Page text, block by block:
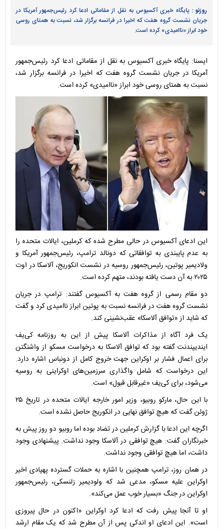
روزنو : پایگاه خبری آکسیوس به نقل از مقاماتی ادعا کرد رئیس‌جمهور آمریکا در
جریان نشست گروه هفت که اخیرا در فرانسه برگزار شد، نسبت به همتای روسی
خود ابراز «ناامیدی» کرده است.
ایسنا: پایگاه خبری آکسیوس به نقل از مقاماتی ادعا کرد رئیس‌جمهور
آمریکا در جریان نشست گروه هفت که اخیرا در فرانسه برگزار شد،
نسبت به همتای روسی خود ابراز «ناامیدی» کرده است.
این ادعای آکسیوس در حالی مطرح شده که کرملین، ایالات متحده را
به عدم پایبندی به توافقاتی که دونالد ترامپ، رئیس‌جمهور آمریکا و
ولادیمیر پوتین، رئیس‌جمهور روسیه در نشست انکوریج، آلاسکا در اوت
۲۰۲۵ به آن دست یافته بودند، متهم کرده است.
دو مقام رسمی از گروه هفت به آکسیوس گفتند: ترامپ در جریان
نشست گروه هفت در فرانسه نسبت به پوتین ابراز ناامیدی کرد و گفت
که شاید از «توافق آلاسکا» عقب‌نشینی کند.
یک فرد آگاه از مذاکرات آلاسکا پیش از این به روزنامه کی‌یف
ایندیپندنت گفته بود که توافق آلاسکا به درخواست مسکو از واشنگتن
برای اعمال فشار بر اوکراین جهت خروج کامل از دونباس اشاره دارد.
این درخواست که شامل واگذاری سرزمین‌های اوکراینی به روسیه
می‌شود، برای کی‌یف «غیرقابل قبول» است.
با این حال، مارکو روبیو، وزیر امور خارجه ایالات متحده در تاریخ ۲۵
ژوئن گفت که هیچ توافق نهایی در انکوریج حاصل نشده است.
اگرچه این ادعا با گزارش کرملین در تضاد بوده اما روبیو دو روز پیش به
خبرنگاران گفت: هیچ توافقی در آلاسکا وجود نداشت. پیشنهادی وجود
داشت، اما هیچ توافقی وجود نداشت.
در همان روز، ترامپ همچنین با اشاره به حملات گسترده پهپادی اخیر
اوکراین علیه مسکو، مدعی شد که ولودیمیر زلنسکی، رئیس‌جمهور
اوکراین در جنگ «بسیار خوب عمل می‌کند».
او تا آنجا پیش رفت که ادعا کرد اوکراین «اکنون در حال پیروزی
است». این ادعای او اندکی پس از آن مطرح شد که یک مقام ارشد